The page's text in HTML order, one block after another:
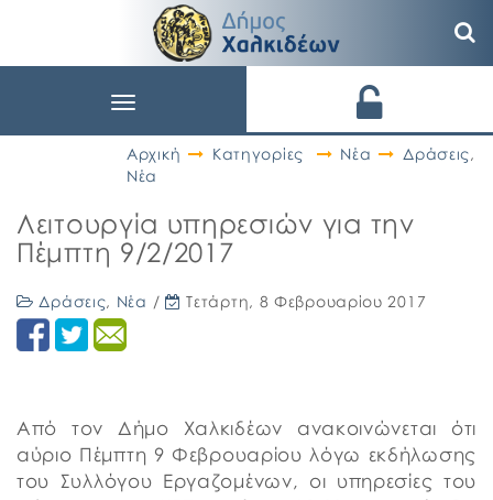
Toggle
Αρχική
Κατηγορίες Νέα Δράσεις,
Νέα
Λειτουργία υπηρεσιών για την
Πέμπτη 9/2/2017
Δράσεις, Νέα / Τετάρτη, 8 Φεβρουαρίου 2017
Από τον Δήμο Χαλκιδέων ανακοινώνεται ότι
αύριο Πέμπτη 9 Φεβρουαρίου λόγω εκδήλωσης
του Συλλόγου Εργαζομένων, οι υπηρεσίες του